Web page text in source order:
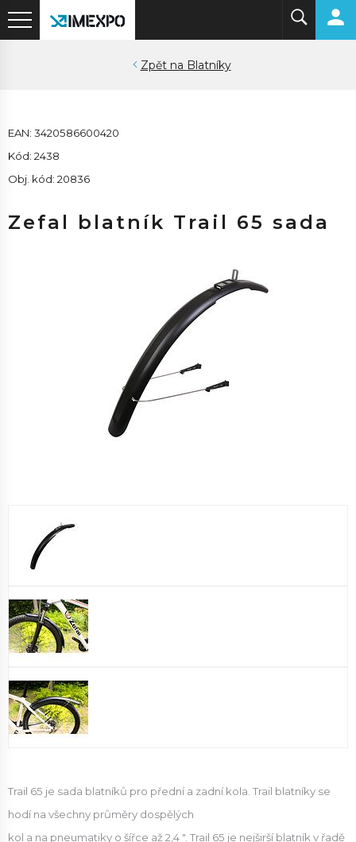
Blatníky
EAN: 3420586600420
Kód: 2438
Obj. kód: 20836
Zefal blatník Trail 65 sada
Trail 65 je sada blatníků pro přední a zadní kola. Trail blatníky se
hodí na všechny průměry dospělých
kol a na pneumatiky o šířce až 2,4 ". Trail 65 je nejširší blatník v řadě